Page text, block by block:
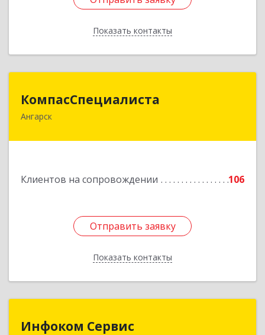
Показать контакты
Назад
КомпасСпециалиста
Ангарск
Клиентов на сопровождении 106
Отправить заявку
Показать контакты
665826, Иркутская обл, Ангарск г, 12А мкр, дом
Отправить заявку
Назад
Инфоком Сервис